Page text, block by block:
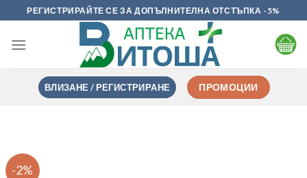
to
content
РЕГИСТРИРАЙТЕ СЕ ЗА ДОПЪЛНИТЕЛНА ОТСТЪПКА -5%
ВЛИЗАНЕ / РЕГИСТРИРАНЕ ПРОМОЦИИ
-2%